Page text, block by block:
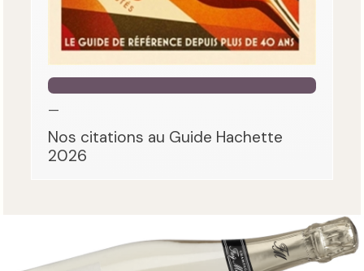
—
Nos citations au Guide Hachette
2026